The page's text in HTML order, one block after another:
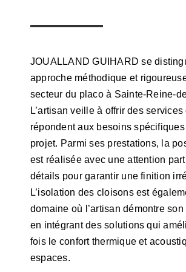
JOUALLAND GUIHARD se
approche méthodique et
secteur du placo à Sainte-Reine-
L’artisan veille à offrir des services
répondent aux besoins
projet. Parmi ses prestations, la
est réalisée avec une attention
détails pour garantir une finition
L’isolation des cloisons est
domaine où l’artisan démontre
en intégrant des solutions qui
fois le confort thermique et
espaces.